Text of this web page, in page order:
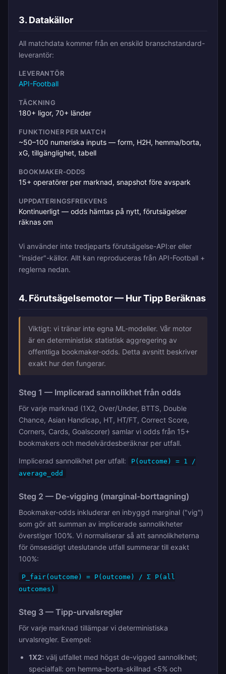
3. Datakällor
All matchdata kommer från en enskild branschstandard-
leverantör:
LEVERANTÖR
API-Football
TÄCKNING
180+ ligor, 70+ länder
FUNKTIONER PER MATCH
~50–100 numeriska inputs — form, H2H, hemma/borta,
xG, tillgänglighet, tabell
BOOKMAKER-ODDS
15+ operatörer per marknad, snapshot före avspark
UPPDATERINGSFREKVENS
Kontinuerligt — odds hämtas på nytt, förutsägelser
räknas om
Vi använder inte tredjeparts förutsägelse-API:er eller
"insider"-källor. Allt kan reproduceras från API-Football +
reglerna nedan.
4. Förutsägelsemotor — Hur Tipp Beräknas
Viktigt: vi tränar inte egna ML-modeller. Vår motor
är en deterministisk statistisk aggregering av
offentliga bookmaker-odds. Detta avsnitt beskriver
exakt hur den fungerar.
Steg 1 — Implicerad sannolikhet från odds
För varje marknad (1X2, Over/Under, BTTS, Double
Chance, Asian Handicap, HT, HT/FT, Correct Score,
Corners, Cards, Goalscorer) samlar vi odds från 15+
bookmakers och medelvärdesberäknar per utfall.
Implicerad sannolikhet per utfall:
P(outcome) = 1 /
average_odd
Steg 2 — De-vigging (marginal-borttagning)
Bookmaker-odds inkluderar en inbyggd marginal ("vig")
som gör att summan av implicerade sannolikheter
överstiger 100%. Vi normaliserar så att sannolikheterna
för ömsesidigt uteslutande utfall summerar till exakt
100%:
P_fair(outcome) = P(outcome) / Σ P(all
outcomes)
Steg 3 — Tipp-urvalsregler
För varje marknad tillämpar vi deterministiska
urvalsregler. Exempel:
1X2: välj utfallet med högst de-vigged sannolikhet;
specialfall: om hemma–borta-skillnad <5% och